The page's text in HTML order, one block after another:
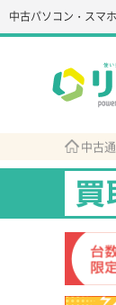
中古パソコン・スマ
中古